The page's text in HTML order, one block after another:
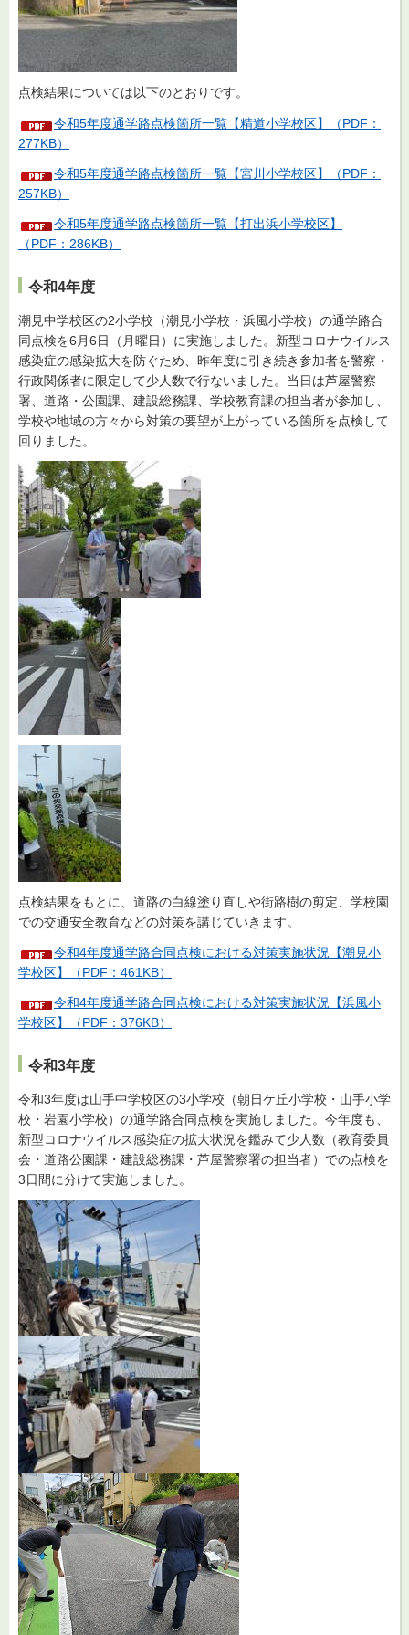
点検結果については以下のとおりです。
令和5年度通学路点検箇所一覧【精道小学校区】（PDF：
277KB）
令和5年度通学路点検箇所一覧【宮川小学校区】（PDF：
257KB）
令和5年度通学路点検箇所一覧【打出浜小学校区】
（PDF：286KB）
令和4年度
潮見中学校区の2小学校（潮見小学校・浜風小学校）の通学路合
同点検を6月6日（月曜日）に実施しました。新型コロナウイルス
感染症の感染拡大を防ぐため、昨年度に引き続き参加者を警察・
行政関係者に限定して少人数で行ないました。当日は芦屋警察
署、道路・公園課、建設総務課、学校教育課の担当者が参加し、
学校や地域の方々から対策の要望が上がっている箇所を点検して
回りました。
点検結果をもとに、道路の白線塗り直しや街路樹の剪定、学校園
での交通安全教育などの対策を講じていきます。
令和4年度通学路合同点検における対策実施状況【潮見小
学校区】（PDF：461KB）
令和4年度通学路合同点検における対策実施状況【浜風小
学校区】（PDF：376KB）
令和3年度
令和3年度は山手中学校区の3小学校（朝日ケ丘小学校・山手小学
校・岩園小学校）の通学路合同点検を実施しました。今年度も、
新型コロナウイルス感染症の拡大状況を鑑みて少人数（教育委員
会・道路公園課・建設総務課・芦屋警察署の担当者）での点検を
3日間に分けて実施しました。